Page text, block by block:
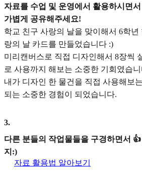
자료를 수업 및 운영에서 활용하시면
가볍게 공유해주세요!
학교 친구 사랑의 날을 맞이해서 6학
랑의 날 카드를 만들었습니다 :)
미리캔버스로 직접 디자인해서 8장씩
로 사용까지 해보는 소중한 기회였습
내가 디자인 한 물건을 직접 사용해보
되는 소중한 경험이 되었습니다.
3.
다른 분들의 작업물들을 구경하면서
지:)
자료 활용법 알아보기